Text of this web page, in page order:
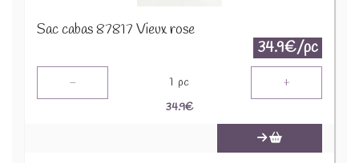
Sac cabas 87817 Vieux rose
34.9€/pc
- 1 pc +
34.9€